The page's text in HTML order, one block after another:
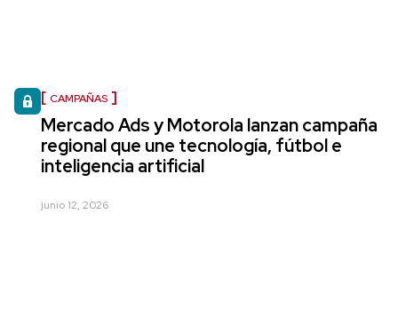
CAMPAÑAS
Mercado Ads y Motorola lanzan campaña
regional que une tecnología, fútbol e
inteligencia artificial
junio 12, 2026